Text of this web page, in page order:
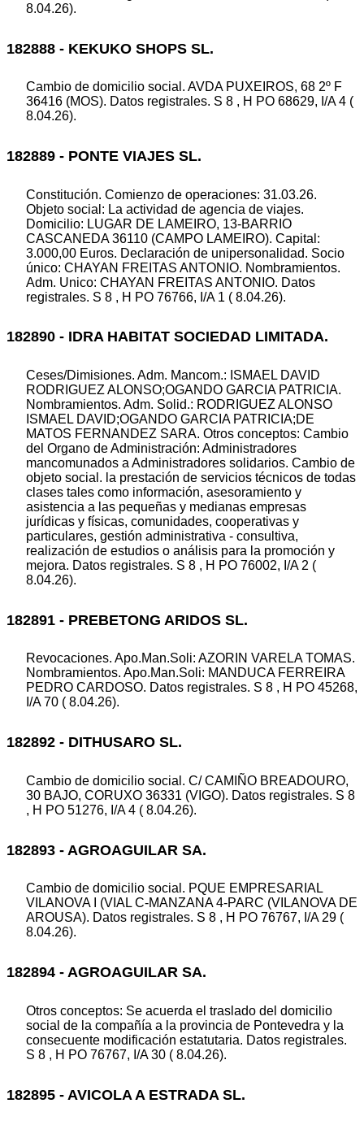
8.04.26).
182888 - KEKUKO SHOPS SL.
Cambio de domicilio social. AVDA PUXEIROS, 68 2º F
36416 (MOS). Datos registrales. S 8 , H PO 68629, I/A 4 (
8.04.26).
182889 - PONTE VIAJES SL.
Constitución. Comienzo de operaciones: 31.03.26.
Objeto social: La actividad de agencia de viajes.
Domicilio: LUGAR DE LAMEIRO, 13-BARRIO
CASCANEDA 36110 (CAMPO LAMEIRO). Capital:
3.000,00 Euros. Declaración de unipersonalidad. Socio
único: CHAYAN FREITAS ANTONIO. Nombramientos.
Adm. Unico: CHAYAN FREITAS ANTONIO. Datos
registrales. S 8 , H PO 76766, I/A 1 ( 8.04.26).
182890 - IDRA HABITAT SOCIEDAD LIMITADA.
Ceses/Dimisiones. Adm. Mancom.: ISMAEL DAVID
RODRIGUEZ ALONSO;OGANDO GARCIA PATRICIA.
Nombramientos. Adm. Solid.: RODRIGUEZ ALONSO
ISMAEL DAVID;OGANDO GARCIA PATRICIA;DE
MATOS FERNANDEZ SARA. Otros conceptos: Cambio
del Organo de Administración: Administradores
mancomunados a Administradores solidarios. Cambio de
objeto social. la prestación de servicios técnicos de todas
clases tales como información, asesoramiento y
asistencia a las pequeñas y medianas empresas
jurídicas y físicas, comunidades, cooperativas y
particulares, gestión administrativa - consultiva,
realización de estudios o análisis para la promoción y
mejora. Datos registrales. S 8 , H PO 76002, I/A 2 (
8.04.26).
182891 - PREBETONG ARIDOS SL.
Revocaciones. Apo.Man.Soli: AZORIN VARELA TOMAS.
Nombramientos. Apo.Man.Soli: MANDUCA FERREIRA
PEDRO CARDOSO. Datos registrales. S 8 , H PO 45268,
I/A 70 ( 8.04.26).
182892 - DITHUSARO SL.
Cambio de domicilio social. C/ CAMIÑO BREADOURO,
30 BAJO, CORUXO 36331 (VIGO). Datos registrales. S 8
, H PO 51276, I/A 4 ( 8.04.26).
182893 - AGROAGUILAR SA.
Cambio de domicilio social. PQUE EMPRESARIAL
VILANOVA I (VIAL C-MANZANA 4-PARC (VILANOVA DE
AROUSA). Datos registrales. S 8 , H PO 76767, I/A 29 (
8.04.26).
182894 - AGROAGUILAR SA.
Otros conceptos: Se acuerda el traslado del domicilio
social de la compañía a la provincia de Pontevedra y la
consecuente modificación estatutaria. Datos registrales.
S 8 , H PO 76767, I/A 30 ( 8.04.26).
182895 - AVICOLA A ESTRADA SL.